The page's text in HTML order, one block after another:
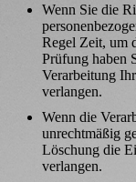
Wenn Sie die
Regel Zeit, um
Prüfung haben
Verarbeitung
verlangen.
Wenn die
unrechtmäßig
Löschung die
verlangen.